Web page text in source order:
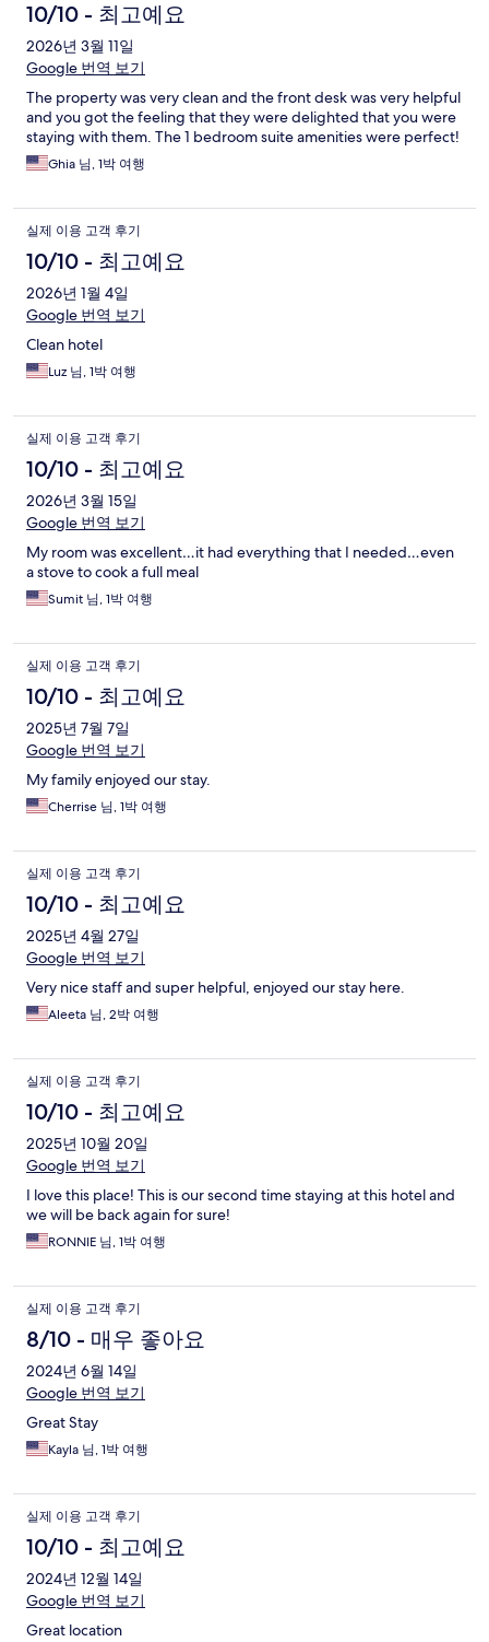
10/10 - 최고예요
2026년 3월 11일
Google 번역 보기
The property was very clean and the front desk was very helpful
and you got the feeling that they were delighted that you were
staying with them. The 1 bedroom suite amenities were perfect!
Ghia 님, 1박 여행
실제 이용 고객 후기
10/10 - 최고예요
2026년 1월 4일
Google 번역 보기
Clean hotel
Luz 님, 1박 여행
실제 이용 고객 후기
10/10 - 최고예요
2026년 3월 15일
Google 번역 보기
My room was excellent…it had everything that I needed…even
a stove to cook a full meal
Sumit 님, 1박 여행
실제 이용 고객 후기
10/10 - 최고예요
2025년 7월 7일
Google 번역 보기
My family enjoyed our stay.
Cherrise 님, 1박 여행
실제 이용 고객 후기
10/10 - 최고예요
2025년 4월 27일
Google 번역 보기
Very nice staff and super helpful, enjoyed our stay here.
Aleeta 님, 2박 여행
실제 이용 고객 후기
10/10 - 최고예요
2025년 10월 20일
Google 번역 보기
I love this place! This is our second time staying at this hotel and
we will be back again for sure!
RONNIE 님, 1박 여행
실제 이용 고객 후기
8/10 - 매우 좋아요
2024년 6월 14일
Google 번역 보기
Great Stay
Kayla 님, 1박 여행
실제 이용 고객 후기
10/10 - 최고예요
2024년 12월 14일
Google 번역 보기
Great location